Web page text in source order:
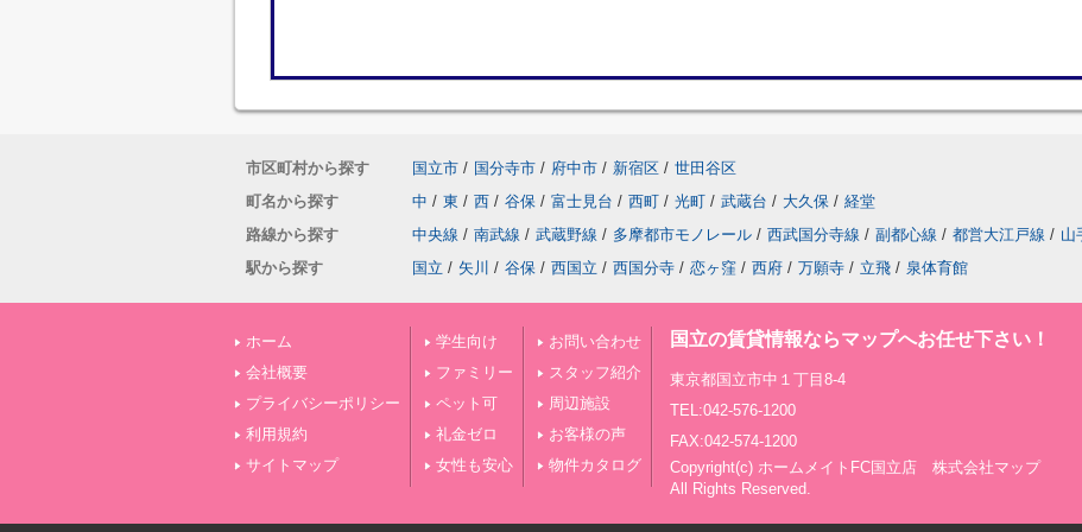
市区町村から探す 国立市 / 国分寺市 / 府中市 / 新宿区 / 世田谷区
町名から探す
中 / 東 / 西 / 谷保 / 富士見台 / 西町 / 光町 / 武蔵台 / 大久保 / 経堂
路線から探す
中央線 / 南武線 / 武蔵野線 / 多摩都市モノレール / 西武国分寺線 / 副都心線 / 都営大江戸線 / 山
駅から探す
国立 / 矢川 / 谷保 / 西国立 / 西国分寺 / 恋ヶ窪 / 西府 / 万願寺 / 立飛 / 泉体育館
ホーム
会社概要
プライバシーポリシー
利用規約
サイトマップ
学生向け
ファミリー
ペット可
礼金ゼロ
女性も安心
お問い合わせ
スタッフ紹介
周辺施設
お客様の声
物件カタログ
国立の賃貸情報ならマップへお任せ下さい！
東京都国立市中１丁目8-4
TEL:042-576-1200
FAX:042-574-1200
Copyright(c) ホームメイトFC国立店 株式会社マップ
All Rights Reserved.